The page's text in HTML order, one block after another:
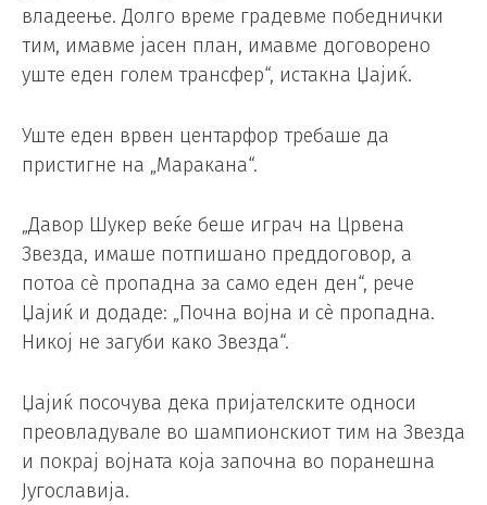
владеење. Долго време градевме победнички
тим, имавме јасен план, имавме договорено
уште еден голем трансфер“, истакна Џајиќ.
Уште еден врвен центарфор требаше да
пристигне на „Маракана“.
„Давор Шукер веќе беше играч на Црвена
Звезда, имаше потпишано преддоговор, а
потоа сè пропадна за само еден ден“, рече
Џајиќ и додаде: „Почна војна и сè пропадна.
Никој не загуби како Звезда“.
Џајиќ посочува дека пријателските односи
преовладувале во шампионскиот тим на Звезда
и покрај војната која започна во поранешна
Југославија.